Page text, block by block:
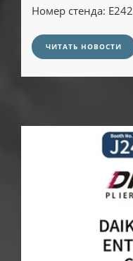
Номер стенда: E242
ЧИТАТЬ НОВОСТИ